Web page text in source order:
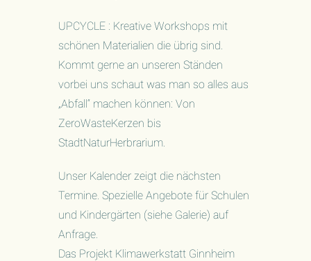
UPCYCLE : Kreative Workshops mit
schönen Materialien die übrig sind.
Kommt gerne an unseren Ständen
vorbei uns schaut was man so alles aus
„Abfall“ machen können: Von
ZeroWasteKerzen bis
StadtNaturHerbrarium.
Unser Kalender zeigt die nächsten
Termine. Spezielle Angebote für Schulen
und Kindergärten (siehe Galerie) auf
Anfrage.
Das Projekt Klimawerkstatt Ginnheim